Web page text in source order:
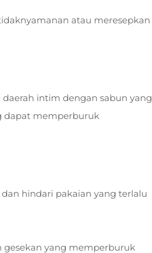
atau meresepkan
intim dengan sabun yang
dapat memperburuk
hindari pakaian yang terlalu
gesekan yang memperburuk